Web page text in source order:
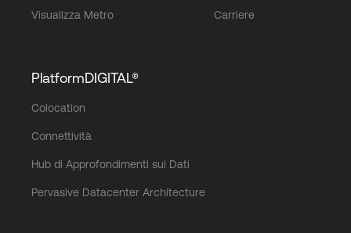
Visualizza Metro Carriere
PlatformDIGITAL®
Colocation
Connettività
Hub di Approfondimenti sui Dati
Pervasive Datacenter Architecture